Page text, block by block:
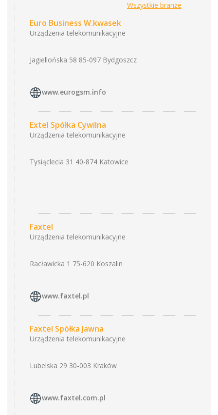
Wszystkie branże
Euro Business W.kwasek
Urządzenia telekomunikacyjne
Jagiellońska 58 85-097 Bydgoszcz
www.eurogsm.info
Extel Spółka Cywilna
Urządzenia telekomunikacyjne
Tysiąclecia 31 40-874 Katowice
Faxtel
Urządzenia telekomunikacyjne
Racławicka 1 75-620 Koszalin
www.faxtel.pl
Faxtel Spółka Jawna
Urządzenia telekomunikacyjne
Lubelska 29 30-003 Kraków
www.faxtel.com.pl